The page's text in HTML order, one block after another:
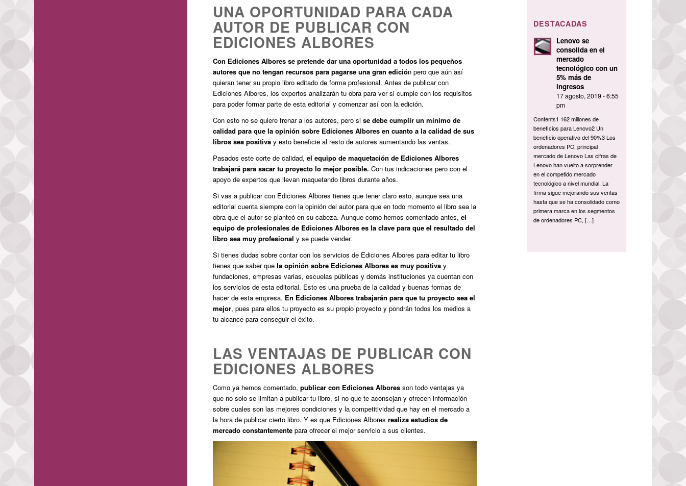
UNA OPORTUNIDAD PARA CADA
AUTOR DE PUBLICAR CON
EDICIONES ALBORES
Con Ediciones Albores se pretende dar una oportunidad a todos los pequeños
autores que no tengan recursos para pagarse una gran edición pero que aún así
quieran tener su propio libro editado de forma profesional. Antes de publicar con
Ediciones Albores, los expertos analizarán tu obra para ver si cumple con los requisitos
para poder formar parte de esta editorial y comenzar así con la edición.
Con esto no se quiere frenar a los autores, pero sise debe cumplir un mínimo de
calidad para que la opinión sobre Ediciones Albores en cuanto a la calidad de sus
libros sea positivay esto beneficie al resto de autores aumentando las ventas.
Pasados este corte de calidad,el equipo de maquetación de Ediciones Albores
trabajará para sacar tu proyecto lo mejor posible. Con tus indicaciones pero con el
apoyo de expertos que llevan maquetando libros durante años.
Si vas a publicar con Ediciones Albores tienes que tener claro esto, aunque sea una
editorial cuenta siempre con la opinión del autor para que en todo momento el libro sea la
obra que el autor se planteó en su cabeza. Aunque como hemos comentado antes,el
equipo de profesionales de Ediciones Albores es la clave para que el resultado del
libro sea muy profesional y se puede vender.
Si tienes dudas sobre contar con los servicios de Ediciones Albores para editar tu libro
tienes que saber quela opinión sobre Ediciones Albores es muy positivay
fundaciones, empresas varias, escuelas públicas y demás instituciones ya cuentan con
los servicios de esta editorial. Esto es una prueba de la calidad y buenas formas de
hacer de esta empresa. En Ediciones Albores trabajarán para que tu proyecto sea el
mejor, pues para ellos tu proyecto es su propio proyecto y pondrán todos los medios a
tu alcance para conseguir el éxito.
LAS VENTAJAS DE PUBLICAR CON
EDICIONES ALBORES
Como ya hemos comentado,publicar con Ediciones Albores son todo ventajas ya
que no solo se limitan a publicar tu libro, si no que te aconsejan y ofrecen información
sobre cuales son las mejores condiciones y la competitividad que hay en el mercado a
la hora de publicar cierto libro. Y es que Ediciones Alboresrealiza estudios de
mercado constantemente para ofrecer el mejor servicio a sus clientes.
DESTACADAS
Lenovo se
consolida en el
mercado
tecnológico con un
5% más de
ingresos
17 agosto, 2019 - 6:55
pm
Contents1 162 millones de
beneficios para Lenovo2 Un
beneficio operativo del 90%3 Los
ordenadores PC, principal
mercado de Lenovo Las cifras de
Lenovo han vuelto a sorprender
en el competido mercado
tecnológico a nivel mundial. La
firma sigue mejorando sus ventas
hasta que se ha consolidado como
primera marca en los segmentos
de ordenadores PC, […]